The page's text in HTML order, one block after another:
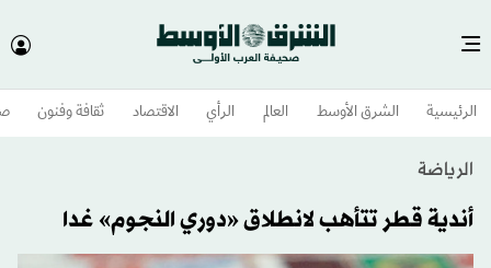
الرئيسية الشرق الأوسط​ العالم الرأي الاقتصاد ثقافة وفنون
الرياضة
أندية قطر تتأهب لانطلاق «دوري النجوم» غدا